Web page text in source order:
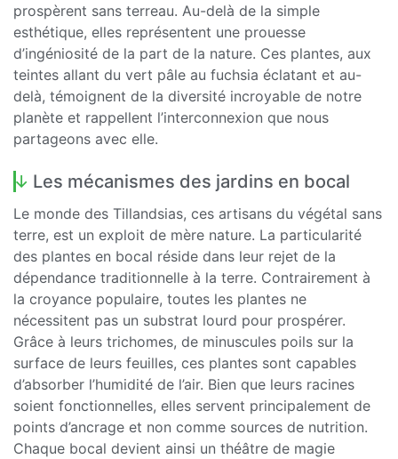
prospèrent sans terreau. Au-delà de la simple
esthétique, elles représentent une prouesse
d’ingéniosité de la part de la nature. Ces plantes, aux
teintes allant du vert pâle au fuchsia éclatant et au-
delà, témoignent de la diversité incroyable de notre
planète et rappellent l’interconnexion que nous
partageons avec elle.
Les mécanismes des jardins en bocal
Le monde des Tillandsias, ces artisans du végétal sans
terre, est un exploit de mère nature. La particularité
des plantes en bocal réside dans leur rejet de la
dépendance traditionnelle à la terre. Contrairement à
la croyance populaire, toutes les plantes ne
nécessitent pas un substrat lourd pour prospérer.
Grâce à leurs trichomes, de minuscules poils sur la
surface de leurs feuilles, ces plantes sont capables
d’absorber l’humidité de l’air. Bien que leurs racines
soient fonctionnelles, elles servent principalement de
points d’ancrage et non comme sources de nutrition.
Chaque bocal devient ainsi un théâtre de magie